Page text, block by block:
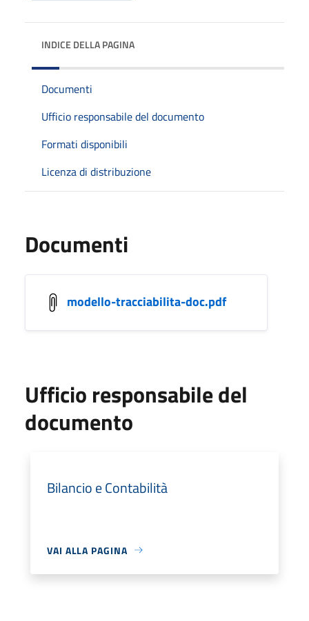
INDICE DELLA PAGINA
Documenti
Ufficio responsabile del documento
Formati disponibili
Licenza di distribuzione
Documenti
modello-tracciabilita-doc.pdf
Ufficio responsabile del
documento
Bilancio e Contabilità
VAI ALLA PAGINA